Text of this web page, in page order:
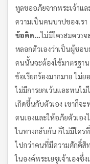
ทูลขออภัยจากพระเจ้าแล
ความเป็นคนบาปของเรา
ข้อคิด…ไม่มีใครสมควร
หลอกตัวเองว่าเป็นผู้ชอบ
คนนั้นจะต้องใช้มาตรฐา
ข้อเรียกร้องมากมาย ไม่
ไม่มีการยกเว้นและทนไ
เกิดขึ้นกับตัวเอง เขาก็จ
ตนเองและให้อภัยตัวเอง
ในทางกลับกัน ก็ไม่มีใคร
ไปกว่าคนที่มีความศักดิ์สิ
ในองค์พระเยซูเจ้าเองซึ่